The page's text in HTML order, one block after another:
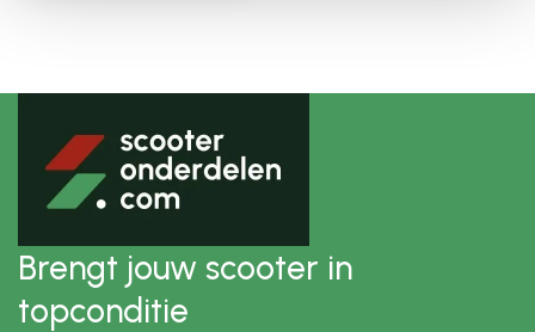
Brengt jouw scooter in
topconditie